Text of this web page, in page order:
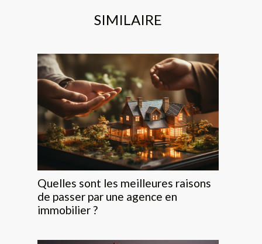
SIMILAIRE
Quelles sont les meilleures raisons
de passer par une agence en
immobilier ?